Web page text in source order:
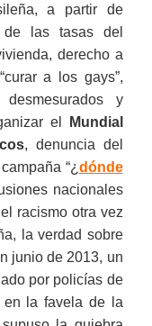
a partir de
de las tasas del
derecho a
a los gays”,
y
el
Mundial
, denuncia del
“¿ dónde
nacionales
racismo otra vez
la verdad sobre
junio de 2013, un
por policías de
en la favela de la